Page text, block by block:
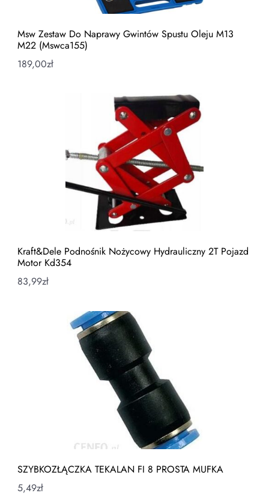
Msw Zestaw Do Naprawy Gwintów Spustu Oleju M13
M22 (Mswca155)
189,00zł
Kraft&Dele Podnośnik Nożycowy Hydrauliczny 2T Pojazd
Motor Kd354
83,99zł
SZYBKOZŁĄCZKA TEKALAN FI 8 PROSTA MUFKA
5,49zł